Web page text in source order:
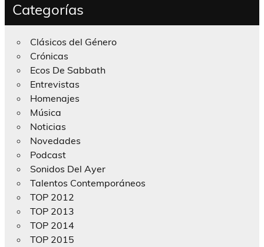
Categorías
Clásicos del Género
Crónicas
Ecos De Sabbath
Entrevistas
Homenajes
Música
Noticias
Novedades
Podcast
Sonidos Del Ayer
Talentos Contemporáneos
TOP 2012
TOP 2013
TOP 2014
TOP 2015